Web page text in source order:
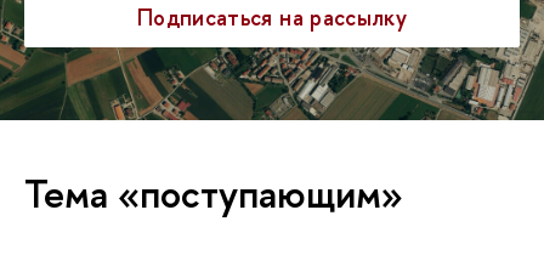
Подписаться на рассылку
Тема «поступающим»